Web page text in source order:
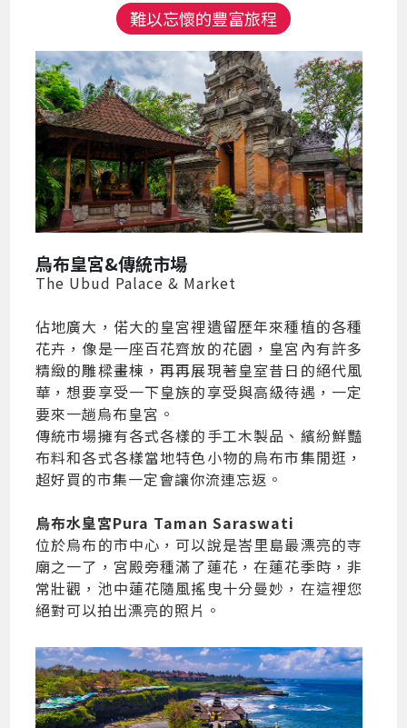
難以忘懷的豐富旅程
烏布皇宮&傳統市場
The Ubud Palace & Market
佔地廣大，偌大的皇宮裡遺留歷年來種植的各種
花卉，像是一座百花齊放的花園，皇宮內有許多
精緻的雕樑畫棟，再再展現著皇室昔日的絕代風
華，想要享受一下皇族的享受與高級待遇，一定
要來一趟烏布皇宮。
傳統市場擁有各式各樣的手工木製品、繽紛鮮豔
布料和各式各樣當地特色小物的烏布市集閒逛，
超好買的市集一定會讓你流連忘返。
烏布水皇宮Pura Taman Saraswati
位於烏布的市中心，可以說是峇里島最漂亮的寺
廟之一了，宮殿旁種滿了蓮花，在蓮花季時，非
常壯觀，池中蓮花隨風搖曳十分曼妙，在這裡您
絕對可以拍出漂亮的照片。